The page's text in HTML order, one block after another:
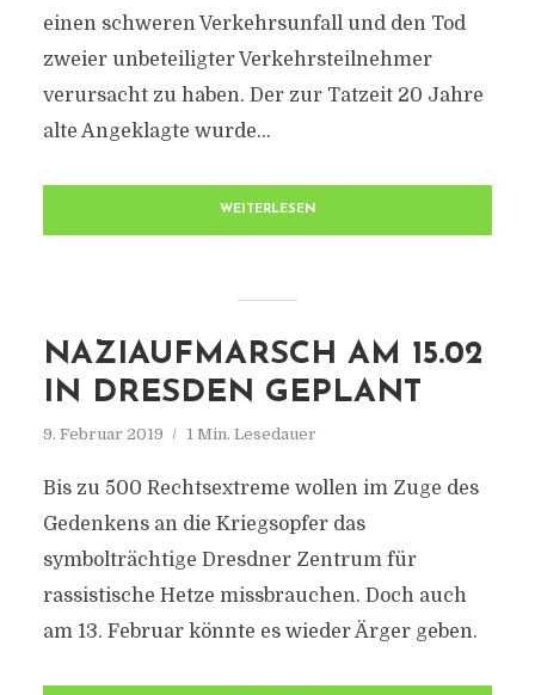
einen schweren Verkehrsunfall und den Tod
zweier unbeteiligter Verkehrsteilnehmer
verursacht zu haben. Der zur Tatzeit 20 Jahre
alte Angeklagte wurde...
WEITERLESEN
NAZIAUFMARSCH AM 15.02
IN DRESDEN GEPLANT
9. Februar 2019 1 Min. Lesedauer
Bis zu 500 Rechtsextreme wollen im Zuge des
Gedenkens an die Kriegsopfer das
symbolträchtige Dresdner Zentrum für
rassistische Hetze missbrauchen. Doch auch
am 13. Februar könnte es wieder Ärger geben.